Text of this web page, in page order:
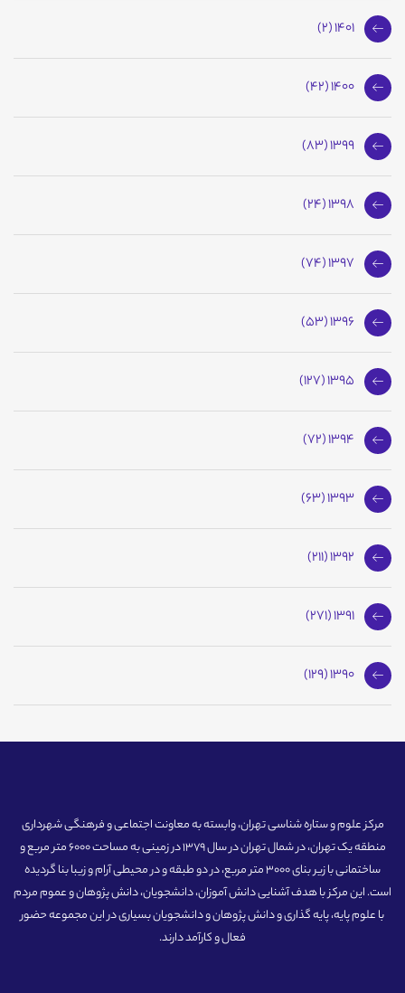
1401 (2)
1400 (42)
1399 (83)
1398 (24)
1397 (74)
1396 (53)
1395 (127)
1394 (72)
1393 (63)
1392 (211)
1391 (271)
1390 (129)
مرکز علوم و ستاره شناسی تهران، وابسته به معاونت اجتماعی و فرهنگی شهرداری
منطقه یک تهران، در شمال تهران در سال 1379 در زمینی به مساحت 6000 متر مربع و
ساختمانی با زیر بنای 3000 متر مربع، در دو طبقه و در محیطی آرام و زیبا بنا گردیده
است. این مرکز با هدف آشنایی دانش آموزان، دانشجویان، دانش پژوهان و عموم مردم
با علوم پایه، پایه گذاری و دانش پژوهان و دانشجویان بسیاری در این مجموعه حضور
فعال و کارآمد دارند.